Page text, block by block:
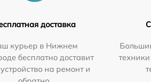
доставка
курьер в Нижнем
бесплатно доставит
на ремонт и